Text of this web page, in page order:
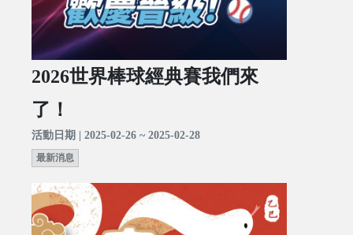
2026世界棒球經典賽我們來
了！
活動日期 | 2025-02-26 ~ 2025-02-28
最新消息